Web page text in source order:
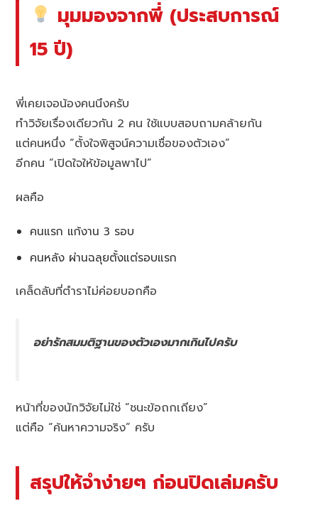
มุมมองจากพี่ (ประสบการณ์
15 ปี)
พี่เคยเจอน้องคนนึงครับ
ทำวิจัยเรื่องเดียวกัน 2 คน ใช้แบบสอบถามคล้ายกัน
แต่คนหนึ่ง “ตั้งใจพิสูจน์ความเชื่อของตัวเอง”
อีกคน “เปิดใจให้ข้อมูลพาไป”
ผลคือ
คนแรก แก้งาน 3 รอบ
คนหลัง ผ่านฉลุยตั้งแต่รอบแรก
เคล็ดลับที่ตำราไม่ค่อยบอกคือ
อย่ารักสมมติฐานของตัวเองมากเกินไปครับ
หน้าที่ของนักวิจัยไม่ใช่ “ชนะข้อถกเถียง”
แต่คือ “ค้นหาความจริง” ครับ
สรุปให้จำง่ายๆ ก่อนปิดเล่มครับ